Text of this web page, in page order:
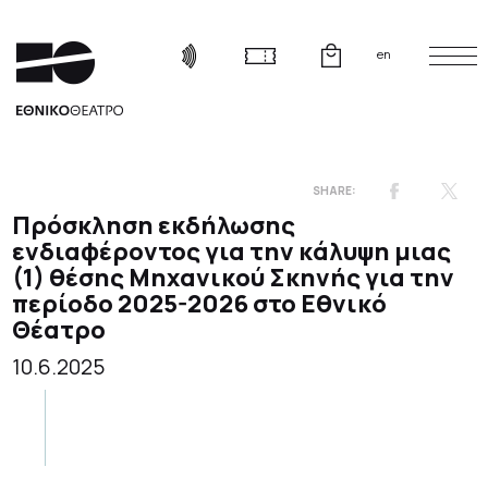
en
Πρόσκληση εκδήλωσης
ενδιαφέροντος για την κάλυψη μιας
(1) θέσης Μηχανικού Σκηνής για την
περίοδο 2025-2026 στο Εθνικό
Θέατρο
10.6.2025